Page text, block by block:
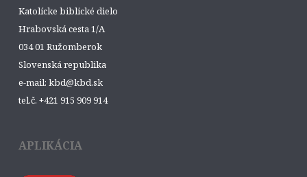
Katolícke biblické dielo
Hrabovská cesta 1/A
034 01 Ružomberok
Slovenská republika
e-mail: kbd@kbd.sk
tel.č. +421 915 909 914
APLIKÁCIA